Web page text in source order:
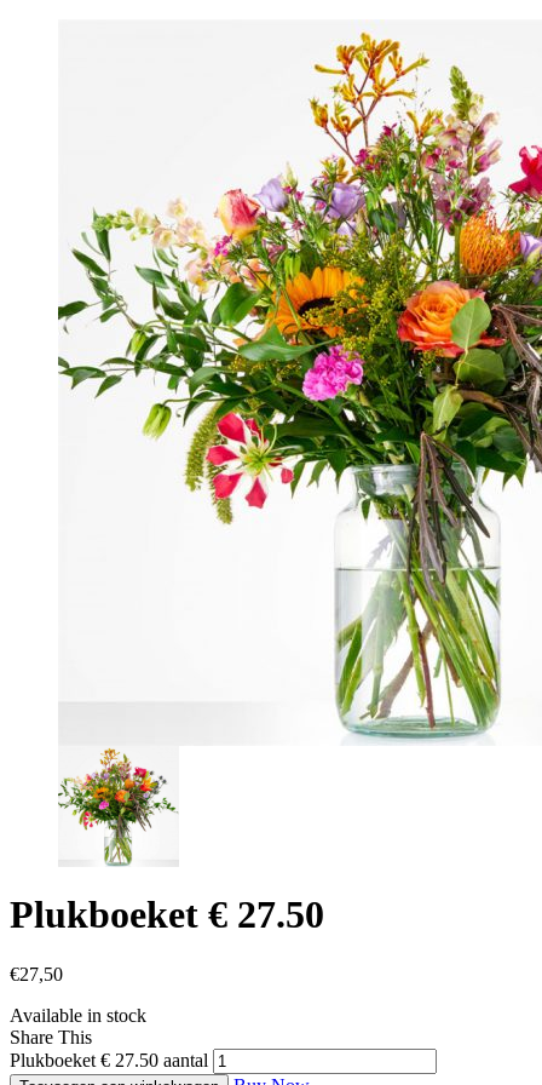
Plukboeket € 27.50
€27,50
Available in stock
Share This
Plukboeket € 27.50 aantal